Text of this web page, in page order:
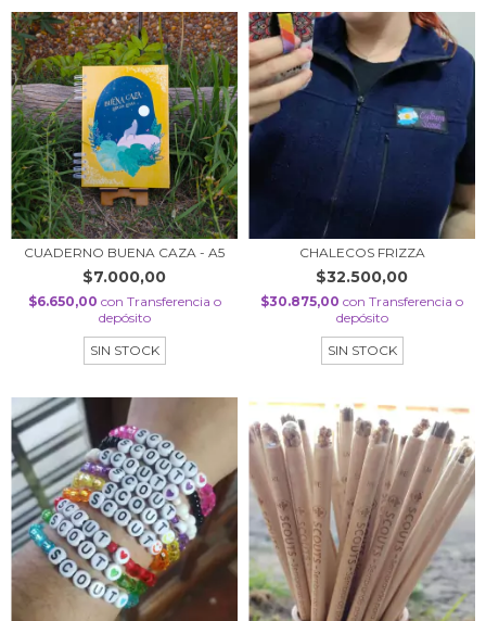
CUADERNO BUENA CAZA - A5
$7.000,00
$6.650,00 con Transferencia o
depósito
SIN STOCK
CHALECOS FRIZZA
$32.500,00
$30.875,00 con Transferencia o
depósito
SIN STOCK